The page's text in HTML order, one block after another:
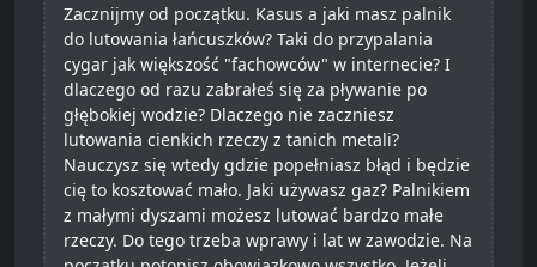
Zacznijmy od początku. Kasus a jaki masz palnik
do lutowania łańcuszków? Taki do przypalania
cygar jak większość "fachowców" w internecie? I
dlaczego od razu zabrałeś się za pływanie po
głębokiej wodzie? Dlaczego nie zaczniesz
lutowania cienkich rzeczy z tanich metali?
Nauczysz się wtedy gdzie popełniasz błąd i będzie
cię to kosztować mało. Jaki używasz gaz? Palnikiem
z małymi dyszami możesz lutować bardzo małe
rzeczy. Do tego trzeba wprawy i lat w zawodzie. Na